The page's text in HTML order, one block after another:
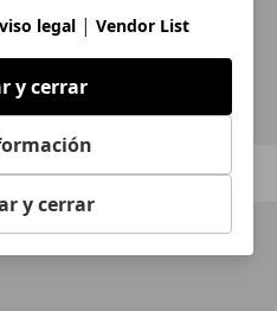
búsqueda
/1 Siguiente
legal | Vendor List
y cerrar
y cerrar